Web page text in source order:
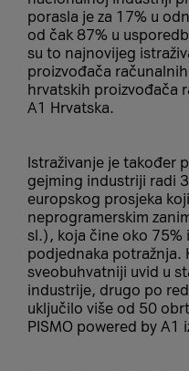
porasla je za 17% u
od čak 87% u
su to najnovijeg
proizvođača
hrvatskih proizvođača
A1 Hrvatska.
Istraživanje je također
gejming industriji radi
europskog prosjeka
neprogramerskim
sl.), koja čine oko
podjednaka potražnja.
sveobuhvatniji uvid u
industrije, drugo po
uključilo više od 50
PISMO powered by A1